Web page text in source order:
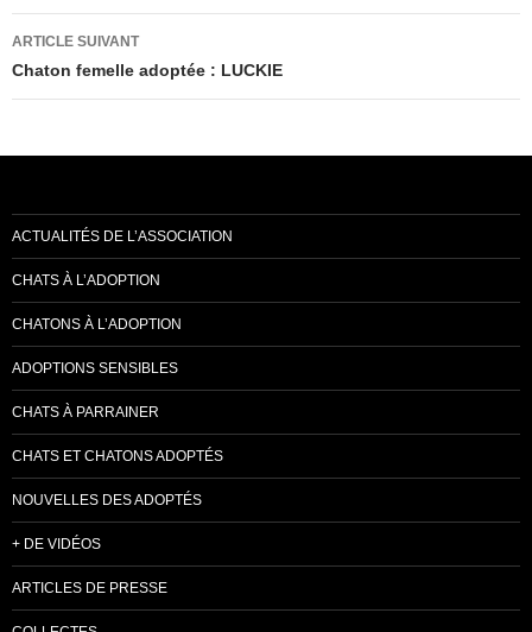
articles
ARTICLE SUIVANT
Chaton femelle adoptée : LUCKIE
ACTUALITÉS DE L’ASSOCIATION
CHATS À L’ADOPTION
CHATONS À L’ADOPTION
ADOPTIONS SENSIBLES
CHATS À PARRAINER
CHATS ET CHATONS ADOPTÉS
NOUVELLES DES ADOPTÉS
+ DE VIDÉOS
ARTICLES DE PRESSE